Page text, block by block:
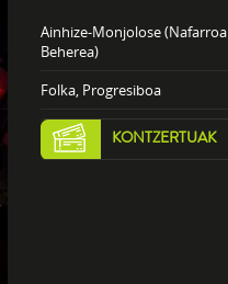
Ainhize-Monjolose (Nafarroa
Beherea)
Folka, Progresiboa
KONTZERTUAK